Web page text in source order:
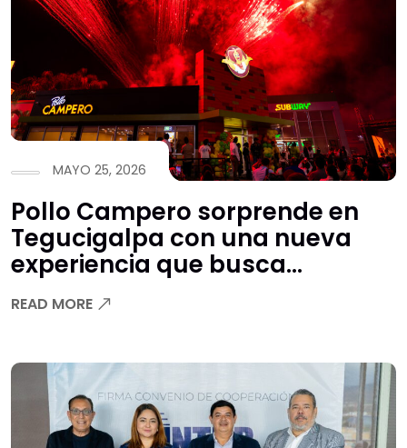
MAYO 25, 2026
Pollo Campero sorprende en
Tegucigalpa con una nueva
experiencia que busca
transformar la forma de vivir
su sabor
READ MORE